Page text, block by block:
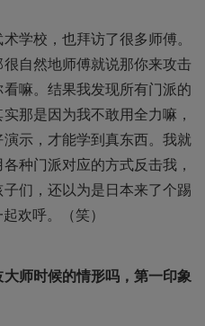
学校，也拜访了很多师傅。
自然地师傅就说那你来攻击
嘛。结果我发现所有门派的
那是因为我不敢用全力嘛，
示，才能学到真东西。我就
种门派对应的方式反击我，
们，还以为是日本来了个踢
欢呼。（笑）
师时候的情形吗，第一印象